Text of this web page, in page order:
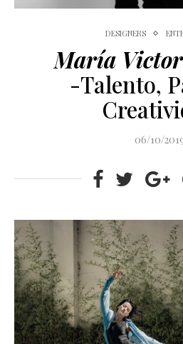
DESIGNERS
María
-Talento,
06/10/